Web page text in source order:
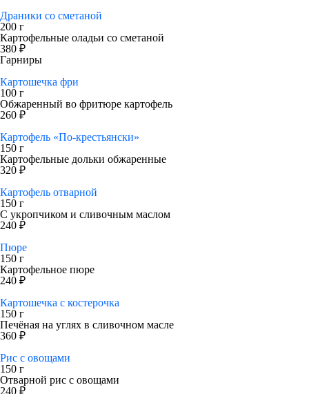
Драники со сметаной
200 г
Картофельные оладьи со сметаной
380 ₽
Гарниры
Картошечка фри
100 г
Обжаренный во фритюре картофель
260 ₽
Картофель «По-крестьянски»
150 г
Картофельные дольки обжаренные
320 ₽
Картофель отварной
150 г
С укропчиком и сливочным маслом
240 ₽
Пюре
150 г
Картофельное пюре
240 ₽
Картошечка с костерочка
150 г
Печёная на углях в сливочном масле
360 ₽
Рис с овощами
150 г
Отварной рис с овощами
240 ₽